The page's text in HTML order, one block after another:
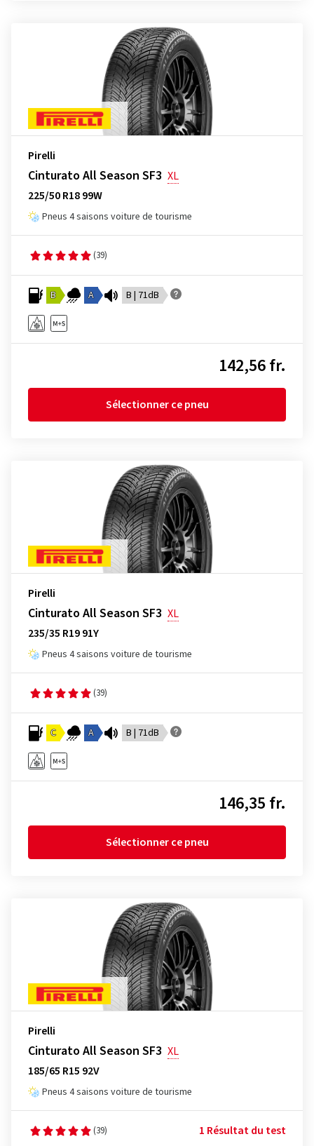
Pirelli
Cinturato All Season SF3 XL
225/50 R18 99W
Pneus 4 saisons voiture de tourisme
(39)
B A B | 71dB
142,56 fr.
Sélectionner ce pneu
Pirelli
Cinturato All Season SF3 XL
235/35 R19 91Y
Pneus 4 saisons voiture de tourisme
(39)
C A B | 71dB
146,35 fr.
Sélectionner ce pneu
Pirelli
Cinturato All Season SF3 XL
185/65 R15 92V
Pneus 4 saisons voiture de tourisme
(39) 1 Résultat du test